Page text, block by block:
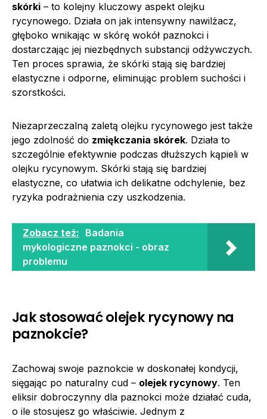
skórki – to kolejny kluczowy aspekt olejku
rycynowego. Działa on jak intensywny nawilżacz,
głęboko wnikając w skórę wokół paznokci i
dostarczając jej niezbędnych substancji odżywczych.
Ten proces sprawia, że skórki stają się bardziej
elastyczne i odporne, eliminując problem suchości i
szorstkości.
Niezaprzeczalną zaletą olejku rycynowego jest także
jego zdolność do zmiękczania skórek. Działa to
szczególnie efektywnie podczas dłuższych kąpieli w
olejku rycynowym. Skórki stają się bardziej
elastyczne, co ułatwia ich delikatne odchylenie, bez
ryzyka podrażnienia czy uszkodzenia.
Zobacz też: Badania
mykologiczne paznokci - obraz
problemu
Jak stosować olejek rycynowy na
paznokcie?
Zachowaj swoje paznokcie w doskonałej kondycji,
sięgając po naturalny cud – olejek rycynowy. Ten
eliksir dobroczynny dla paznokci może działać cuda,
o ile stosujesz go właściwie. Jednym z